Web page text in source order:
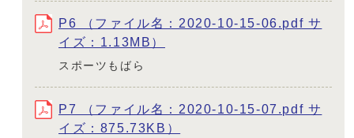
P6 （ファイル名：2020-10-15-06.pdf サ
イズ：1.13MB）
スポーツもばら
P7 （ファイル名：2020-10-15-07.pdf サ
イズ：875.73KB）